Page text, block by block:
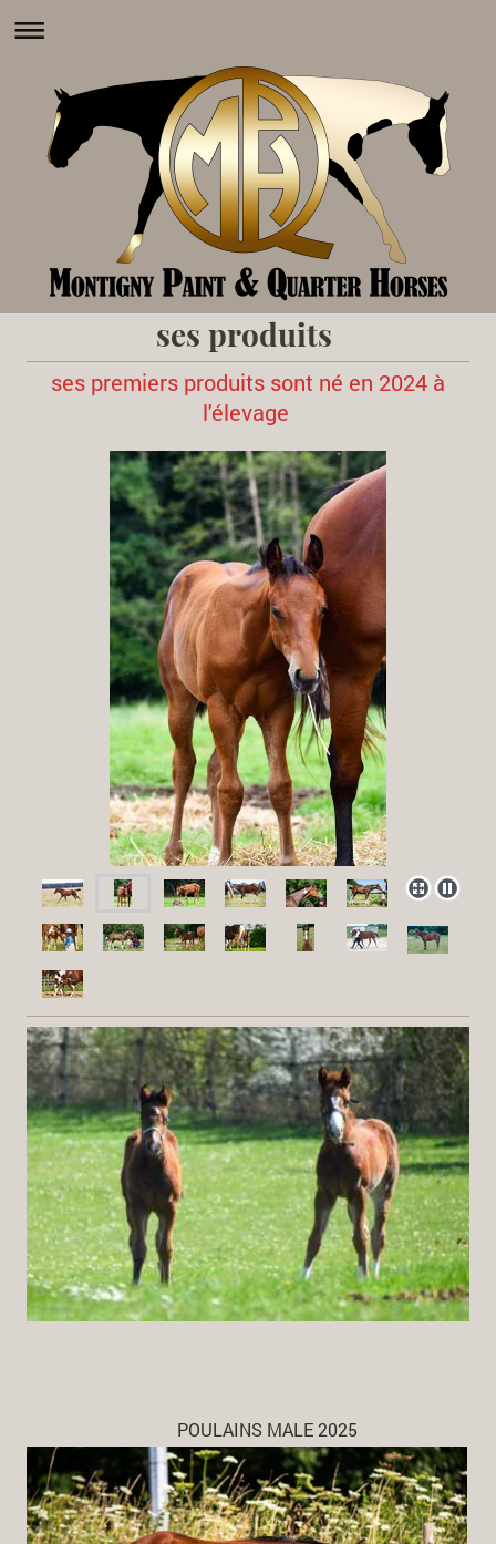
ses produits
ses premiers produits sont né en 2024 à
l'élevage
POULAINS MALE 2025